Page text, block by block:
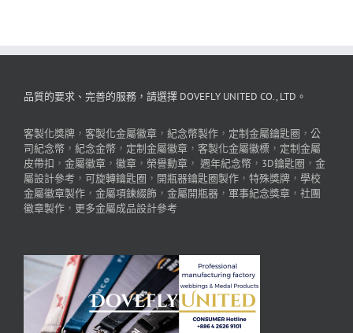
品質的要求、完善的服務，請選擇 DOVEFLY UNITED CO., LTD。
客製化獎牌 ， 客製化金屬徽章 ， 紀念幣製作 ， 定制金屬鑰匙圈 ， 公
司紀念幣 ， 紀念金幣 ， 定制金屬徽章 ， 客製化金屬徽標 ， 定制金屬
皮帶扣 ， 金屬徽章 ， 徽章 ， 榮譽勳章 ， 週年紀念幣 ， 3D鑰匙圈 ， 金
屬設計參考 ， 可旋轉鑰匙圈 ， 開瓶器鑰匙圈製作 ， 特殊獎牌 ， 學校
金屬徽章製作 ， 金屬項鍊綴飾 ， 金屬開瓶器 ， 軍事紀念獎章 ， 社團
徽章製作 ， 更多金屬成品設計參考